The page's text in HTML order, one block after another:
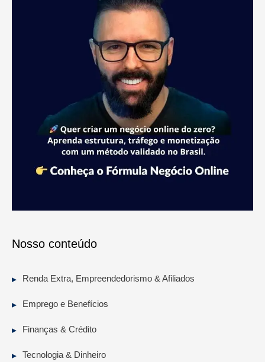
Nosso conteúdo
Renda Extra, Empreendedorismo & Afiliados
Emprego e Benefícios
Finanças & Crédito
Tecnologia & Dinheiro